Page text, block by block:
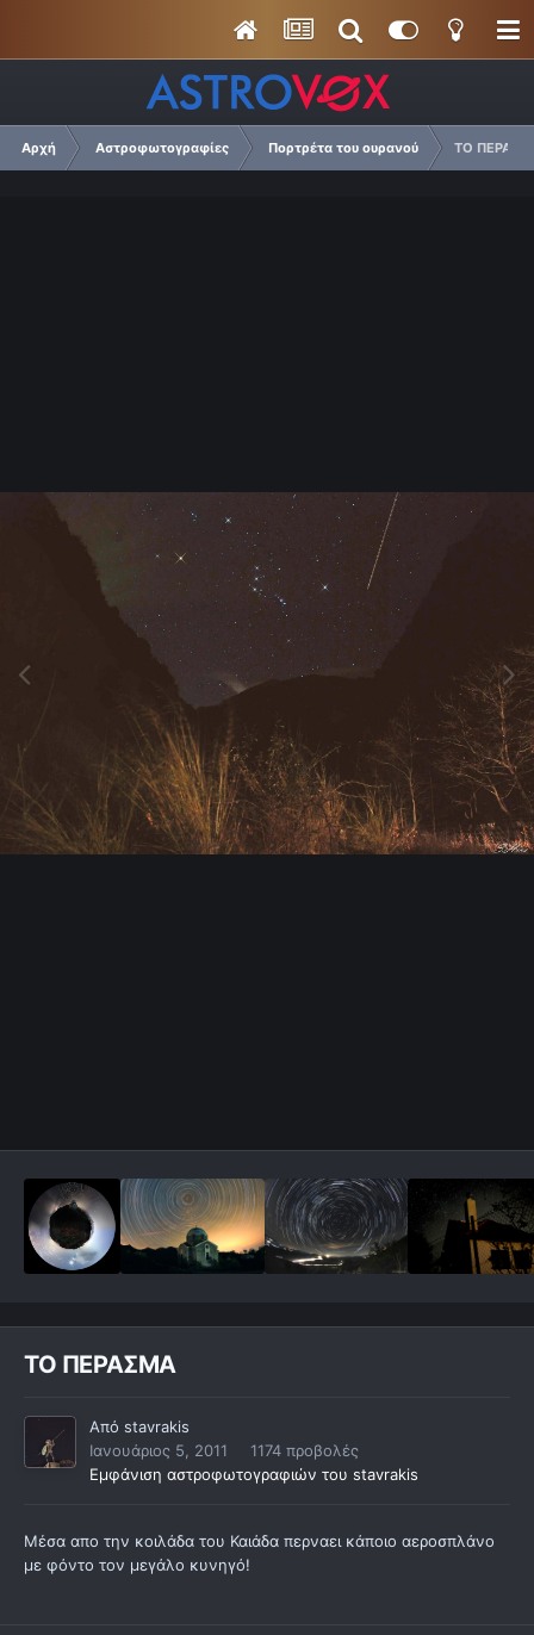
Αρχή Αστροφωτογραφίες Πορτρέτα του ουρανού ΤΟ
ΤΟ ΠΕΡΑΣΜΑ
Από stavrakis
Ιανουάριος 5, 2011
1174 προβολές
Εμφάνιση αστροφωτογραφιών του stavrakis
Μέσα απο την κοιλάδα του Καιάδα περναει κάποιο αεροσπλάνο
με φόντο τον μεγάλο κυνηγό!